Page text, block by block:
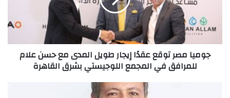
المدى
مع
حسن
علامجوميا مصر توقع عقدًا إيجار طويل المدى مع حسن علام
للمرافق في المجمع اللوجيستي بشرق القاهرة